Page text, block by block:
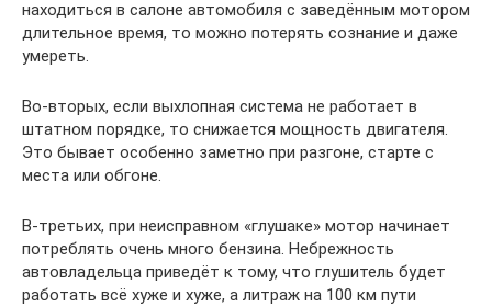
находиться в салоне автомобиля с заведённым мотором
длительное время, то можно потерять сознание и даже
умереть.
Во-вторых, если выхлопная система не работает в
штатном порядке, то снижается мощность двигателя.
Это бывает особенно заметно при разгоне, старте с
места или обгоне.
В-третьих, при неисправном «глушаке» мотор начинает
потреблять очень много бензина. Небрежность
автовладельца приведёт к тому, что глушитель будет
работать всё хуже и хуже, а литраж на 100 км пути